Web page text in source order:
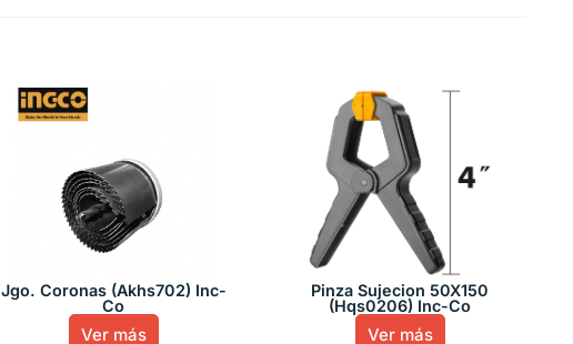
Jgo. Coronas (Akhs702) Inc-
Co
Ver más
Pinza Sujecion 50X150
(Hqs0206) Inc-Co
Ver más